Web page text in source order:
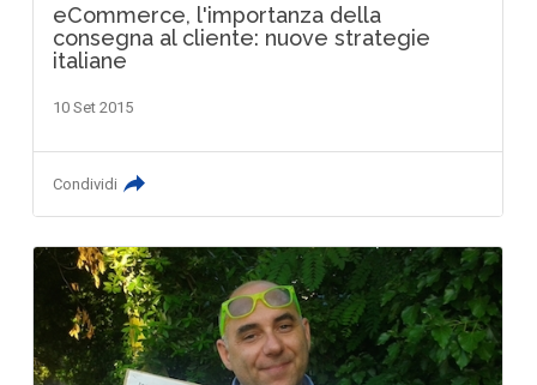
eCommerce, l'importanza della
consegna al cliente: nuove strategie
italiane
10 Set 2015
Condividi